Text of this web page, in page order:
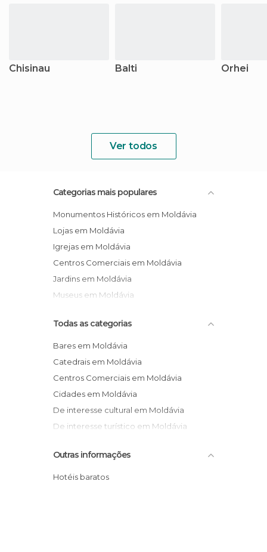
Chisinau Balti Orhei
Ver todos
Categorias mais populares
Monumentos Históricos em Moldávia
Lojas em Moldávia
Igrejas em Moldávia
Centros Comerciais em Moldávia
Jardins em Moldávia
Museus em Moldávia
Todas as categorias
Bares em Moldávia
Catedrais em Moldávia
Centros Comerciais em Moldávia
Cidades em Moldávia
De interesse cultural em Moldávia
De interesse turístico em Moldávia
Exposições em Moldávia
Igrejas em Moldávia
Outras informações
Hotéis baratos